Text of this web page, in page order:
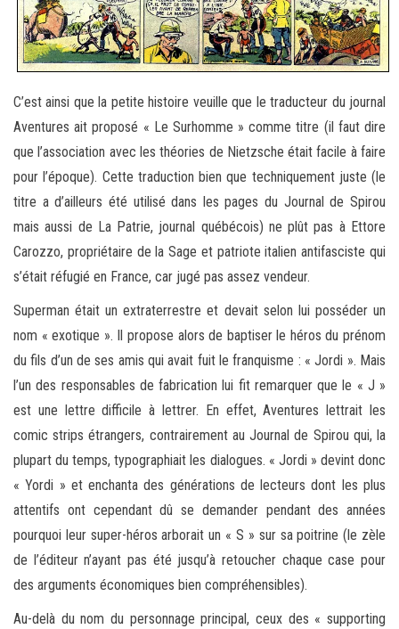
C’est ainsi que la petite histoire veuille que le traducteur du journal
Aventures ait proposé « Le Surhomme » comme titre (il faut dire
que l’association avec les théories de Nietzsche était facile à faire
pour l’époque). Cette traduction bien que techniquement juste (le
titre a d’ailleurs été utilisé dans les pages du Journal de Spirou
mais aussi de La Patrie, journal québécois) ne plût pas à Ettore
Carozzo, propriétaire de la Sage et patriote italien antifasciste qui
s’était réfugié en France, car jugé pas assez vendeur.
Superman était un extraterrestre et devait selon lui posséder un
nom « exotique ». Il propose alors de baptiser le héros du prénom
du fils d’un de ses amis qui avait fuit le franquisme : « Jordi ». Mais
l’un des responsables de fabrication lui fit remarquer que le « J »
est une lettre difficile à lettrer. En effet, Aventures lettrait les
comic strips étrangers, contrairement au Journal de Spirou qui, la
plupart du temps, typographiait les dialogues. « Jordi » devint donc
« Yordi » et enchanta des générations de lecteurs dont les plus
attentifs ont cependant dû se demander pendant des années
pourquoi leur super-héros arborait un « S » sur sa poitrine (le zèle
de l’éditeur n’ayant pas été jusqu’à retoucher chaque case pour
des arguments économiques bien compréhensibles).
Au-delà du nom du personnage principal, ceux des « supporting